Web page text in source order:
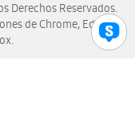
Derechos Reservados.
de Chrome, Edge,